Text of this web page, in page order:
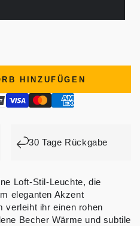
HINZUFÜGEN
30 Tage Rückgabe
Loft-Stil-Leuchte, die
eleganten Akzent
verleiht ihr einen rohen
Becher Wärme und subtile